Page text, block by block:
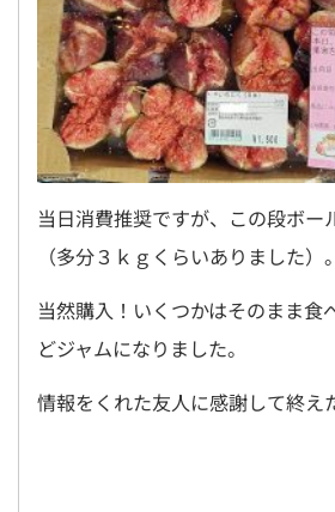
当日消費推奨ですが、この段ボー
（多分３ｋｇくらいありました）。
当然購入！いくつかはそのまま食
どジャムになりました。
情報をくれた友人に感謝して終え